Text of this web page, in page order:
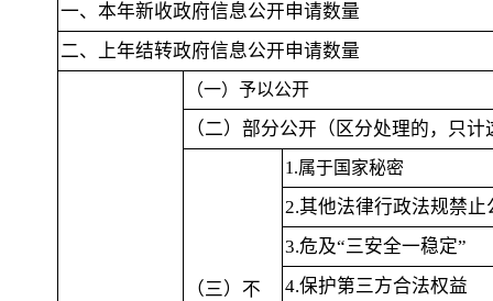
一、本年新收政府信息公开申请数量
二、上年结转政府信息公开申请数量
（一）予以公开
（二）部分公开（区分处理的 ， 只计
（三）不
1.属于国家秘密
2.其他法律行政法规禁止
3.危及“三安全一稳定”
4.保护第三方合法权益